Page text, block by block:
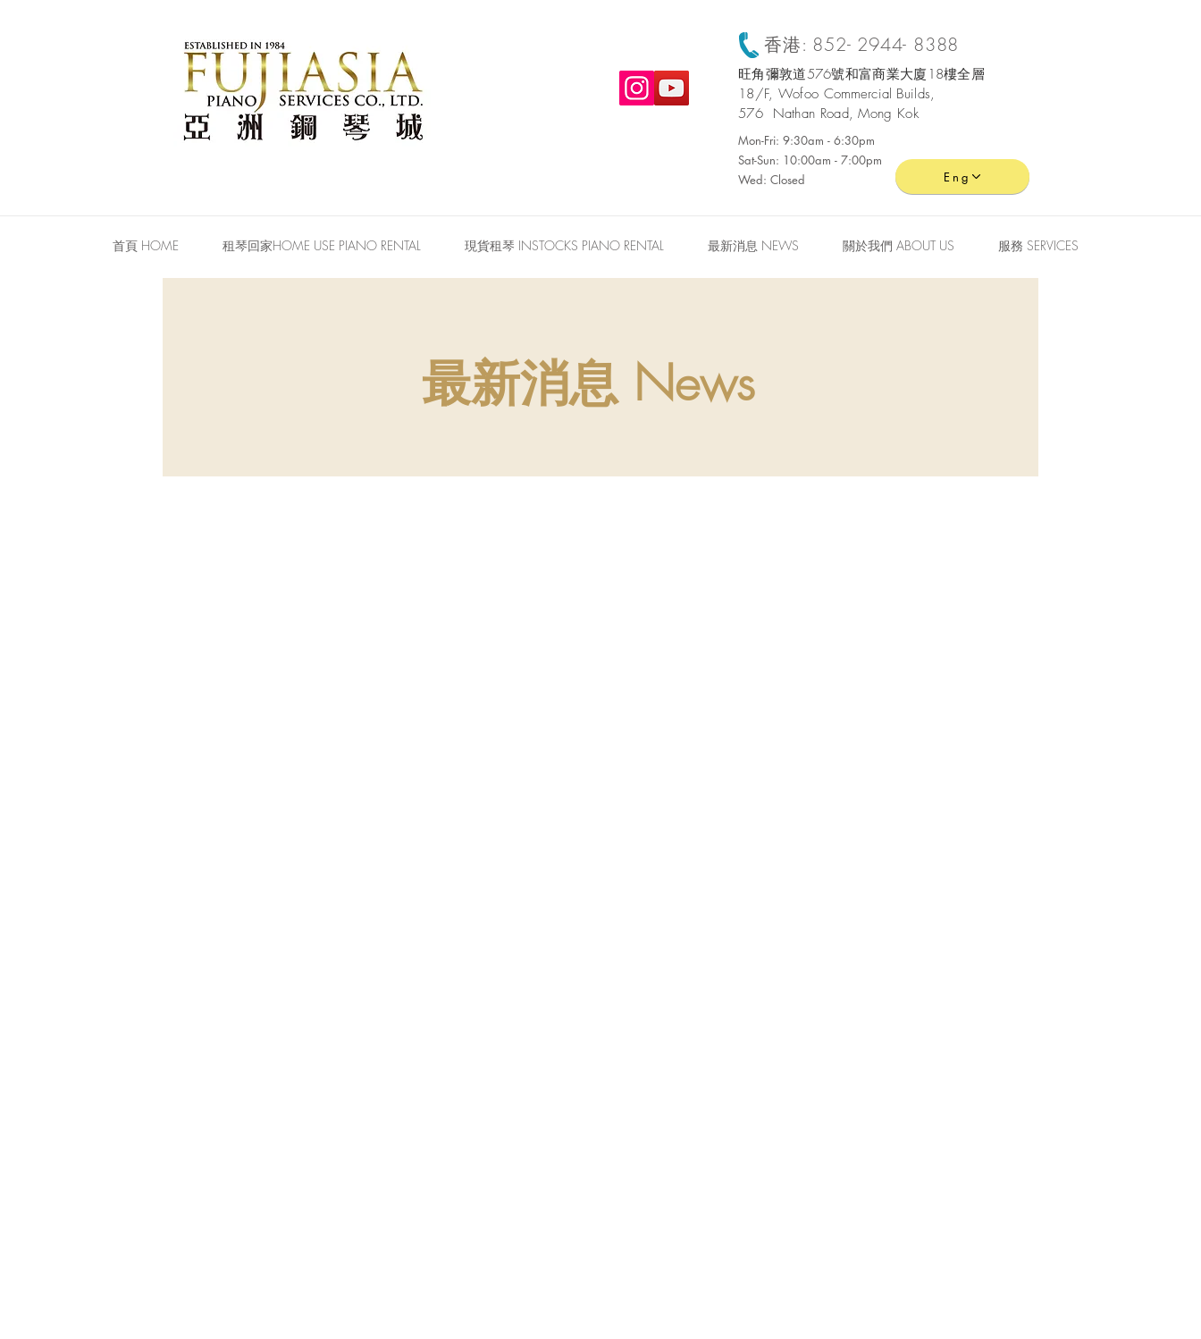
香港: 852- 2944- 8388
旺角彌敦道576號和富商業大廈18樓全層
​18/F, Wofoo Commercial Builds,
576 Nathan Road, Mong Kok
Mon-Fri: 9:30am - 6:30pm
Sat-Sun: 10:00am - 7:00pm
Wed: Closed
Eng
首頁 HOME 租琴回家HOME USE PIANO RENTAL 現貨租琴 INSTOCKS PIANO RENTAL 最新消息 NEWS 關於我們 ABOUT US 服務 SERVICES
最新消息 News